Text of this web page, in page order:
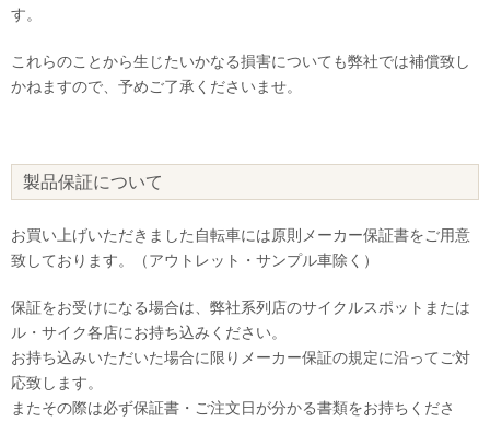
す。
これらのことから生じたいかなる損害についても弊社では補償致し
かねますので、予めご了承くださいませ。
製品保証について
お買い上げいただきました自転車には原則メーカー保証書をご用意
致しております。（アウトレット・サンプル車除く）
保証をお受けになる場合は、弊社系列店のサイクルスポットまたは
ル・サイク各店にお持ち込みください。
お持ち込みいただいた場合に限りメーカー保証の規定に沿ってご対
応致します。
またその際は必ず保証書・ご注文日が分かる書類をお持ちくださ